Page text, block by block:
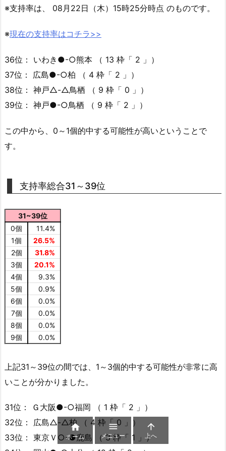
※支持率は、 08月22日（木）15時25分時点 のものです。
※現在の支持率はコチラ>>
36位： いわき●-○熊本 （ 13 枠「 2 」）
37位： 広島●-○柏 （ 4 枠「 2 」）
38位： 神戸△-△鳥栖 （ 9 枠「 0 」）
39位： 神戸●-○鳥栖 （ 9 枠「 2 」）
この中から、0～1個的中する可能性が高いということで
す。
支持率総合31～39位
31~39位
0個
11.4%
1個
26.5%
2個
31.8%
3個
20.1%
4個
9.3%
5個
0.9%
6個
0.0%
7個
0.0%
8個
0.0%
9個
0.0%
上記31～39位の間では、1～3個的中する可能性が非常に高
いことが分かりました。
31位： Ｇ大阪●-○福岡 （ 1 枠「 2 」）
32位： 広島△-△柏 （ 4 枠「 0 」）
33位： 東京Ｖ○-●鹿島 （ 3 枠「 1 」）

ホーム

メニュー

上へ